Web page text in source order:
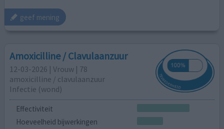
geef mening
Amoxicilline / Clavulaanzuur
12-03-2026 | Vrouw | 78
amoxicilline / clavulaanzuur
Infectie (wond)
Effectiviteit
Hoeveelheid bijwerkingen